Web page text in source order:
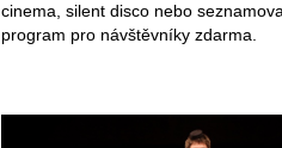
cinema, silent disco nebo
program pro návštěvníky zdarma.